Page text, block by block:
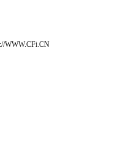
WWW.CFi.CN